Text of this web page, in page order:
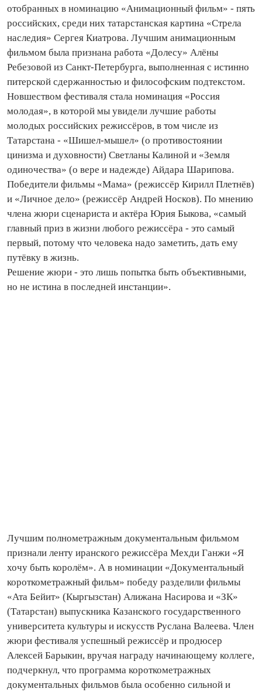
отобранных в номинацию «Анимационный фильм» - пять
российских, среди них татарстанская картина «Стрела
наследия» Сергея Киатрова. Лучшим анимационным
фильмом была признана работа «Долесу» Алёны
Ребезовой из Санкт‑Петербурга, выполненная с истинно
питерской сдержанностью и философским подтекстом.
Новшеством фестиваля стала номинация «Россия
молодая», в которой мы увидели лучшие работы
молодых российских режиссёров, в том числе из
Татарстана - «Шишел‑мышел» (о противостоянии
цинизма и духовности) Светланы Калиной и «Земля
одиночества» (о вере и надежде) Айдара Шарипова.
Победители фильмы «Мама» (режиссёр Кирилл Плетнёв)
и «Личное дело» (режиссёр Андрей Носков). По мнению
члена жюри сценариста и актёра Юрия Быкова, «самый
главный приз в жизни любого режиссёра - это самый
первый, потому что человека надо заметить, дать ему
путёвку в жизнь.
Решение жюри - это лишь попытка быть объективными,
но не истина в последней инстанции».
Лучшим полнометражным документальным фильмом
признали ленту иранского режиссёра Мехди Ганжи «Я
хочу быть королём». А в номинации «Документальный
короткометражный фильм» победу разделили фильмы
«Ата Бейит» (Кыргызстан) Алижана Насирова и «ЗК»
(Татарстан) выпускника Казанского государственного
университета культуры и искусств Руслана Валеева. Член
жюри фестиваля успешный режиссёр и продюсер
Алексей Барыкин, вручая награду начинающему коллеге,
подчеркнул, что программа короткометражных
документальных фильмов была особенно сильной и